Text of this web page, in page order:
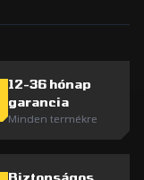
12-36 hónap
garancia
Minden termékre
Biztonságos